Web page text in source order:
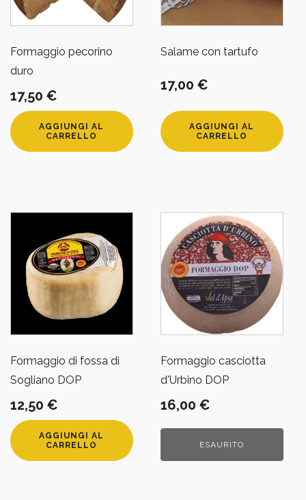
Formaggio pecorino
duro
17,50 €
AGGIUNGI AL
CARRELLO
Salame con tartufo
17,00 €
AGGIUNGI AL
CARRELLO
Formaggio di fossa di
Sogliano DOP
12,50 €
AGGIUNGI AL
CARRELLO
Formaggio casciotta
d'Urbino DOP
16,00 €
ESAURITO